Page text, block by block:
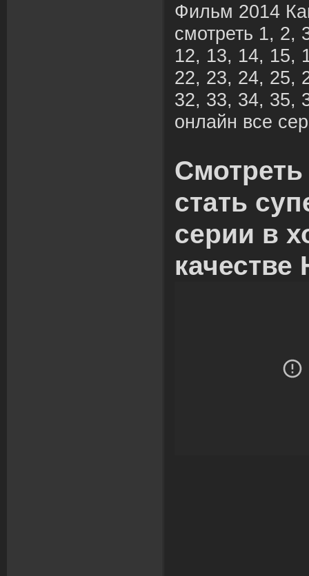
Фильм 2014
смотреть 1, 2,
12, 13, 14, 15,
22, 23, 24, 25,
32, 33, 34, 35,
онлайн все
стать
серии в
качестве